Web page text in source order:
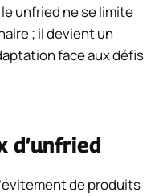
le unfried ne se limite
; il devient un
face aux défis
d’unfried
de produits